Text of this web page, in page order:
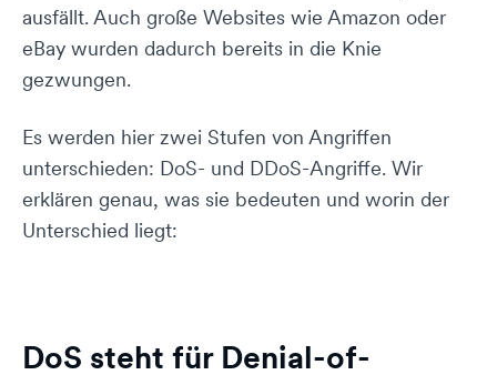
ausfällt. Auch große Websites wie Amazon oder
eBay wurden dadurch bereits in die Knie
gezwungen.
Es werden hier zwei Stufen von Angriffen
unterschieden: DoS- und DDoS-Angriffe. Wir
erklären genau, was sie bedeuten und worin der
Unterschied liegt:
DoS steht für Denial-of-